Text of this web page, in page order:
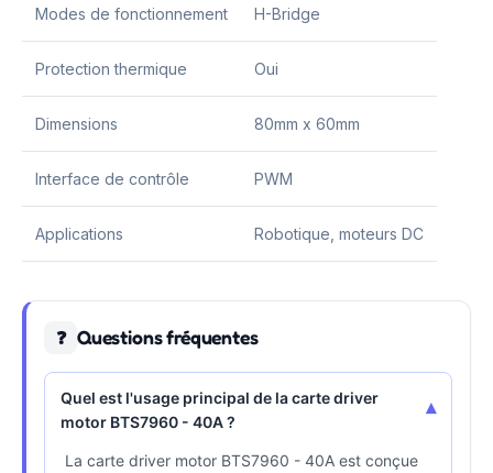
Modes de fonctionnement H-Bridge
Protection thermique Oui
Dimensions 80mm x 60mm
Interface de contrôle PWM
Applications Robotique, moteurs DC
❓ Questions fréquentes
Quel est l'usage principal de la carte driver
motor BTS7960 - 40A ?
▾
La carte driver motor BTS7960 - 40A est conçue